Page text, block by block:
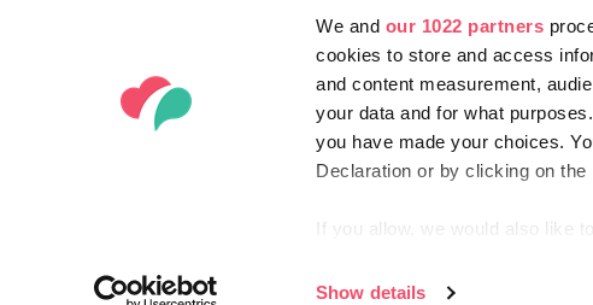
We and our 1022 partners
cookies to store and access
and content measurement,
your data and for what
you have made your choices.
Declaration or by clicking on
If you allow, we would also like to:
Identify your device by
Show details
联系
Alkotás